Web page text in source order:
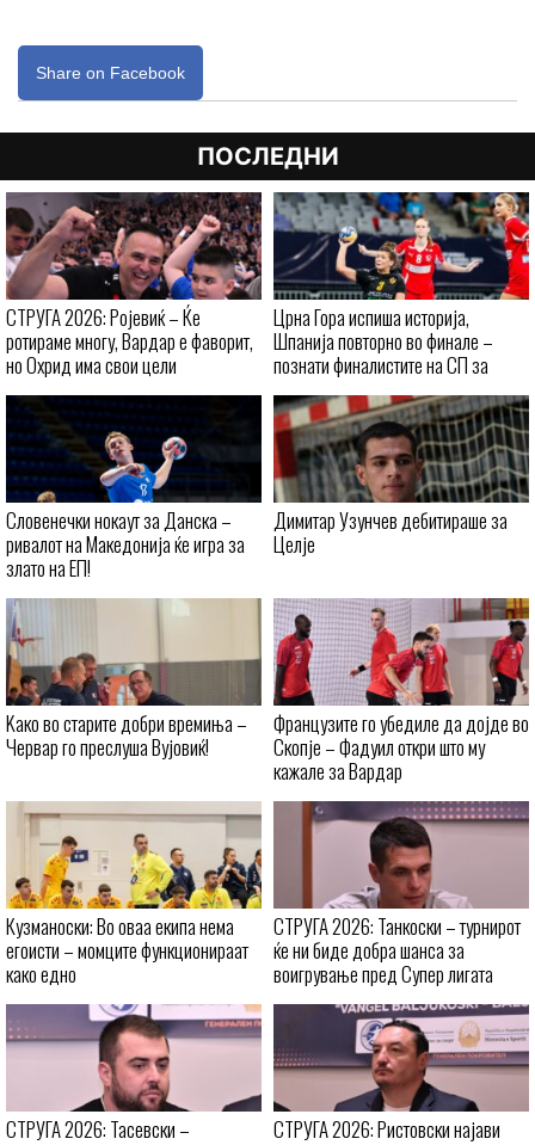
Share on Facebook
ПОСЛЕДНИ
СТРУГА 2026: Ројевиќ – Ќе
ротираме многу, Вардар е фаворит,
но Охрид има свои цели
Црна Гора испиша историја,
Шпанија повторно во финале –
познати финалистите на СП за
кадетки
Словенечки нокаут за Данска –
ривалот на Македонија ќе игра за
злато на ЕП!
Димитар Узунчев дебитираше за
Целје
Kaко во старите добри времиња –
Червар го преслуша Вујовиќ!
Французите го убедиле да дојде во
Скопје – Фадуил откри што му
кажале за Вардар
Кузманоски: Во оваа екипа нема
егоисти – момците функционираат
како едно
СТРУГА 2026: Танкоски – турнирот
ќе ни биде добра шанса за
воигрување пред Супер лигата
СТРУГА 2026: Тасевски –
СТРУГА 2026: Ристовски најави